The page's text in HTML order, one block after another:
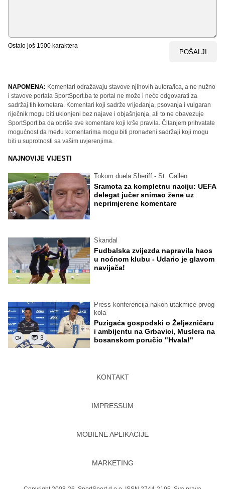
Ostalo još 1500 karaktera
POŠALJI
NAPOMENA: Komentari odražavaju stavove njihovih autora/ica, a ne nužno
i stavove portala SportSport.ba te portal ne može i neće odgovarati za
sadržaj tih kometara. Komentari koji sadrže vrijeđanja, psovanja i vulgaran
riječnik mogu biti uklonjeni bez najave i objašnjenja, ali to ne obavezuje
SportSport.ba da obriše sve komentare koji krše pravila. Čitanjem prihvatate
mogućnost da među komentarima mogu biti pronađeni sadržaji koji mogu
biti u suprotnosti sa vašim uvjerenjima.
NAJNOVIJE VIJESTI
Tokom duela Sheriff - St. Gallen
Sramota za kompletnu naciju: UEFA
delegat jučer snimao žene uz
neprimjerene komentare
Skandal
Fudbalska zvijezda napravila haos
u noćnom klubu - Udario je glavom
navijača!
3
Press-konferencija nakon utakmice prvog
kola
Puzigaća gospodski o Željezničaru
i ambijentu na Grbavici, Muslera na
bosanskom poručio "Hvala!"
KONTAKT
IMPRESSUM
MOBILNE APLIKACIJE
MARKETING